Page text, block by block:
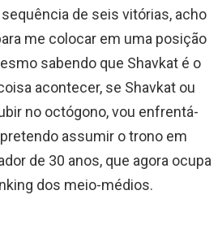
de seis vitórias, acho
me colocar em uma posição
sabendo que Shavkat é o
acontecer, se Shavkat ou
no octógono, vou enfrentá-
assumir o trono em
de 30 anos, que agora ocupa
dos meio-médios.